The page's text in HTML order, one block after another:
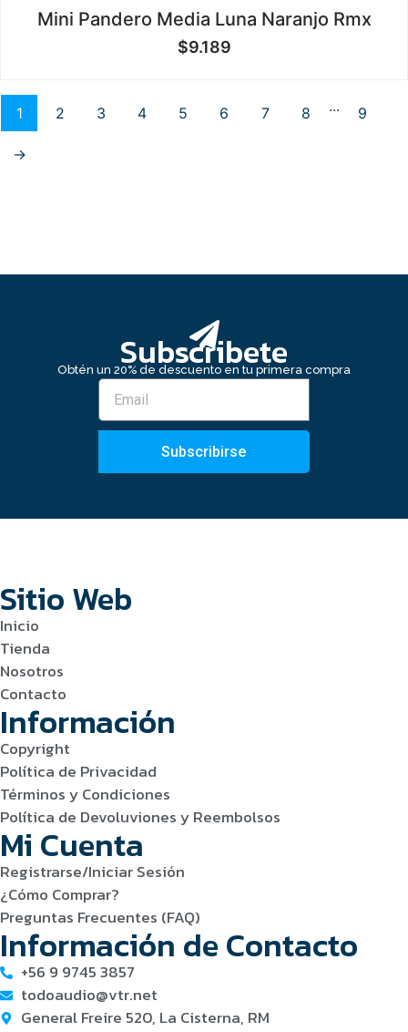
Valorado
en
de
Mini Pandero Media Luna Naranjo Rmx
$9.189
1 2 3 4 5 6 7 8 ... 9
→
Subscribete
Obtén un 20% de descuento en tu primera compra
Subscribirse
Sitio Web
Inicio
Tienda
Nosotros
Contacto
Información
Copyright
Política de Privacidad
Términos y Condiciones
Política de Devoluviones y Reembolsos
Mi Cuenta
Registrarse/Iniciar Sesión
¿Cómo Comprar?
Preguntas Frecuentes (FAQ)
Información de Contacto
+56 9 9745 3857
todoaudio@vtr.net
General Freire 520, La Cisterna, RM